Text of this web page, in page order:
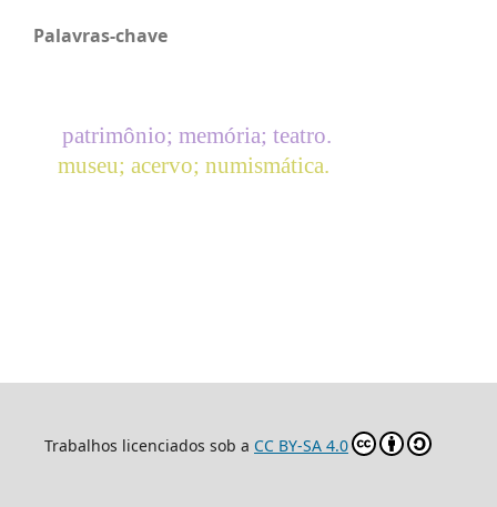
Palavras-chave
museu; acervo; numismática.
patrimônio; memória; teatro.
Trabalhos licenciados sob a CC BY-SA 4.0